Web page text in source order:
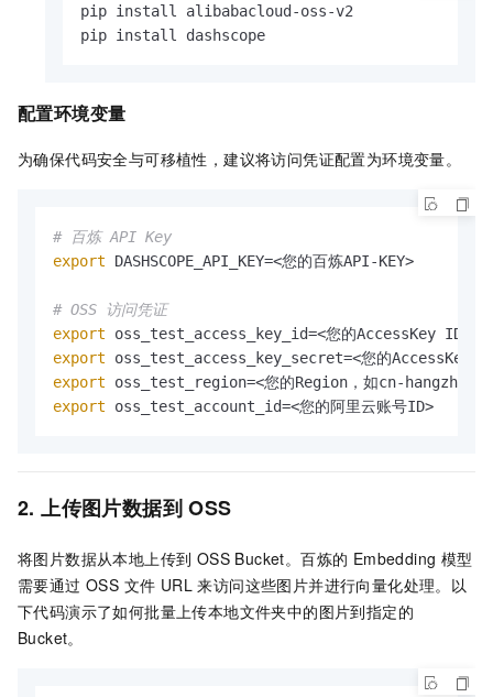
pip install alibabacloud-oss-v2
pip install dashscope
配置环境变量
为确保代码安全与可移植性，建议将访问凭证配置为环境变量。
# 百炼 API Key
export DASHSCOPE_API_KEY=<您的百炼API-KEY>
# OSS 访问凭证
export
export
export
export oss_test_account_id=<您的阿里云账号ID>
2. 上传图片数据到 OSS
将图片数据从本地上传到 OSS Bucket。百炼的 Embedding 模型
需要通过 OSS 文件 URL 来访问这些图片并进行向量化处理。以
下代码演示了如何批量上传本地文件夹中的图片到指定的
Bucket。